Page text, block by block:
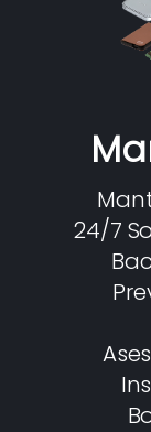
24/7